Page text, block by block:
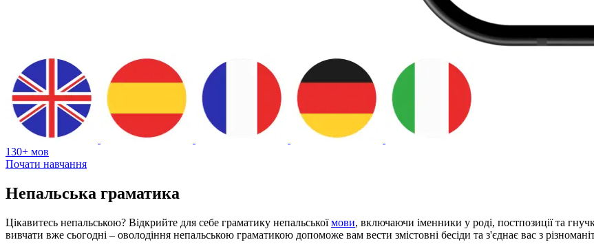
130+ мов
Почати навчання
Непальська граматика
Цікавитесь непальською? Відкрийте для себе граматику непальськоїмови, включаючи іменники у роді, постпозиції та
вивчати вже сьогодні – оволодіння непальською граматикою допоможе вам вести змістовні бесіди та з'єднає вас з